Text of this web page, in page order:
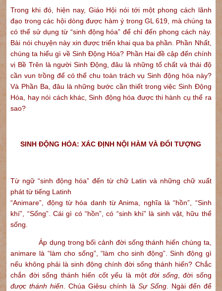
Trong khi đó, hiện nay, Giáo Hội nói tới một phong cách lãnh
đạo trong các hội dòng được hàm ý trong GL 619, mà chúng ta
có thể sử dụng từ “sinh động hóa” để chỉ đến phong cách này.
Bài nói chuyện này xin được triển khai qua ba phần. Phần Nhất,
chúng ta hiểu gì về Sinh Động Hóa? Phần Hai đề cập đến chính
vị Bề Trên là người Sinh Động, đâu là những tố chất và thái độ
cần vun trồng để có thể chu toàn trách vụ Sinh động hóa này?
Và Phần Ba, đâu là những bước cần thiết trong việc Sinh Động
Hóa, hay nói cách khác, Sinh động hóa được thi hành cụ thể ra
sao?
SINH ĐỘNG HÓA: XÁC ĐỊNH NỘI HÀM VÀ ĐỐI TƯỢNG
Từ ngữ “sinh động hóa” đến từ chữ Latin và những chữ xuất
phát từ tiếng Latinh
“Animare”, động từ hóa danh từ Anima, nghĩa là “hồn”, “Sinh
khí”, “Sống”. Cái gì có “hồn”, có “sinh khí” là sinh vật, hữu thể
sống.
Áp dụng trong bối cảnh đời sống thánh hiến chúng ta,
animare là “làm cho sống”, “làm cho sinh động”. Sinh động gì
nếu không phải là sinh động chính đời sống thánh hiến? Chắc
chắn đời sống thánh hiến cốt yếu là mộtđời sống, đời sống
được thánh hiến. Chúa Giêsu chính là Sự Sống. Ngài đến để